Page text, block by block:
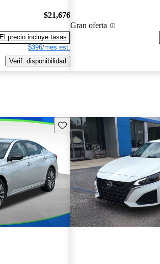
$21,676
El precio incluye tasas
$396/mes est.
Verif. disponibilidad
Gran oferta
Guarda este Aviso